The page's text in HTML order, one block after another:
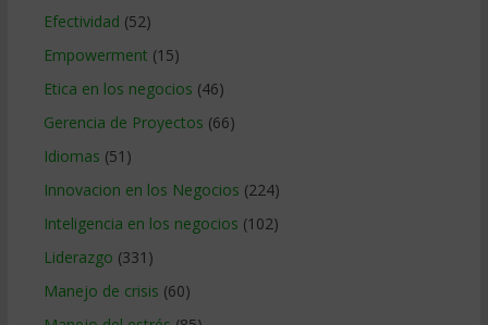
Efectividad (52)
Empowerment (15)
Etica en los negocios (46)
Gerencia de Proyectos (66)
Idiomas (51)
Innovacion en los Negocios (224)
Inteligencia en los negocios (102)
Liderazgo (331)
Manejo de crisis (60)